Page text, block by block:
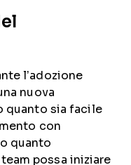
l’adozione
nuova
quanto sia facile
con
quanto
possa iniziare